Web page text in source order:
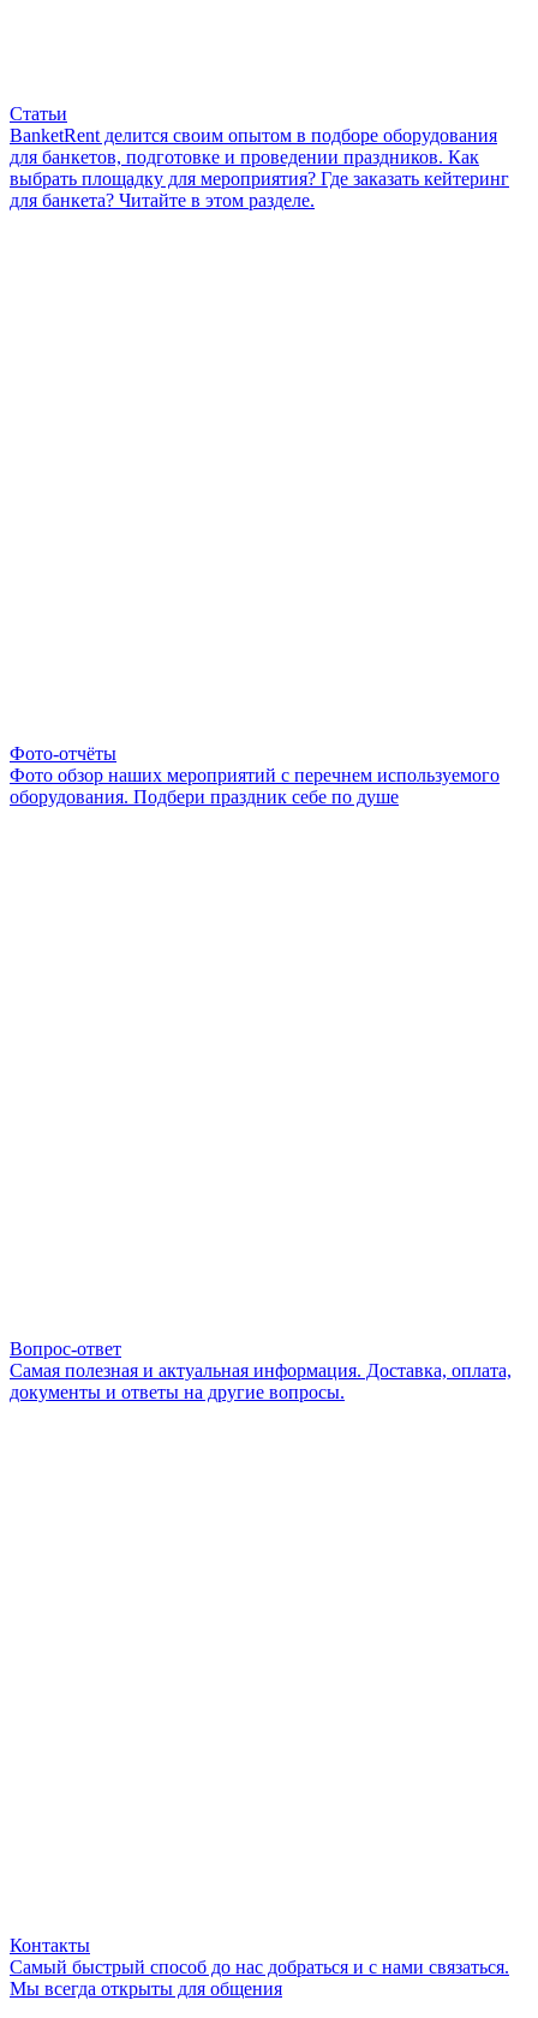
Статьи
BanketRent делится своим опытом в подборе оборудования
для банкетов, подготовке и проведении праздников. Как
выбрать площадку для мероприятия? Где заказать кейтеринг
для банкета? Читайте в этом разделе.
Фото-отчёты
Фото обзор наших мероприятий с перечнем используемого
оборудования. Подбери праздник себе по душе
Вопрос-ответ
Самая полезная и актуальная информация. Доставка, оплата,
документы и ответы на другие вопросы.
Контакты
Самый быстрый способ до нас добраться и с нами связаться.
Мы всегда открыты для общения